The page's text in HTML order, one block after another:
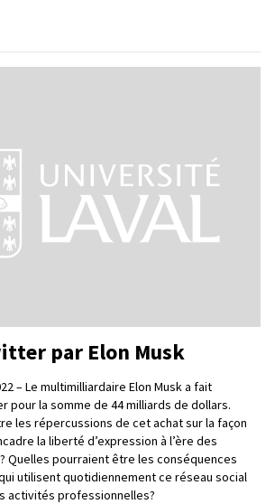
par Elon Musk
– Le multimilliardaire Elon Musk a fait
pour la somme de 44 milliards de dollars.
les répercussions de cet achat sur la façon
la liberté d’expression à l’ère des
Quelles pourraient être les conséquences
utilisent quotidiennement ce réseau social
activités professionnelles?